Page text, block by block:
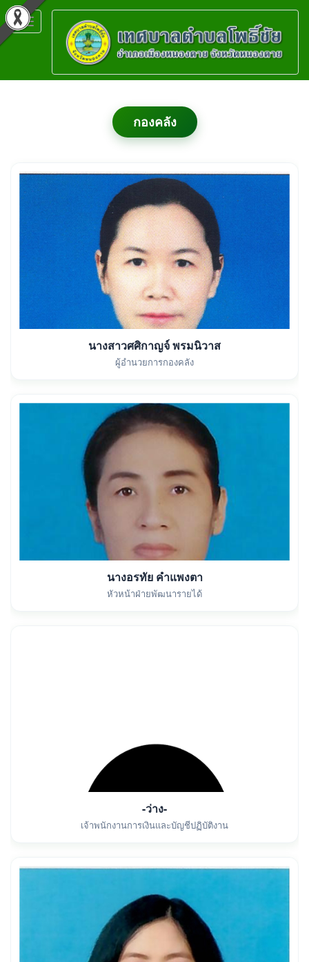
Toggle
navigation
กองคลัง
นางสาวศศิกาญจ์ พรมนิวาส
ผู้อำนวยการกองคลัง
นางอรทัย คำแพงตา
หัวหน้าฝ่ายพัฒนารายได้
-ว่าง-
เจ้าพนักงานการเงินและบัญชีปฏิบัติงาน